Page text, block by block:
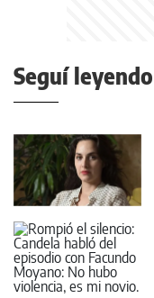
Seguí leyendo